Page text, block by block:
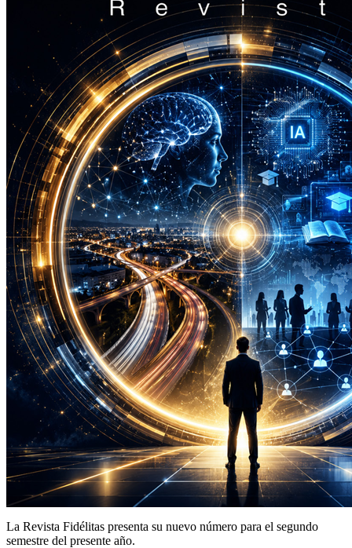
La Revista Fidélitas presenta su nuevo número para el segundo
semestre del presente año.